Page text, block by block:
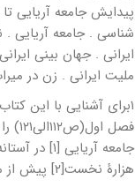
پیدایش جامعه آریایی
شناسی . جامعه
ایرانی . جهان بینی
ملیت ایرانی . زن در
۱برای آشنایی با این کتاب
فصل اول(ص۱۱۲الی۱۲۱) را بصورت کامل بخوانید:
جامعه آریایی [۱] در آستانه نهضت زرتشت
هزارۀ نخست[۲] پیش از میلاد*